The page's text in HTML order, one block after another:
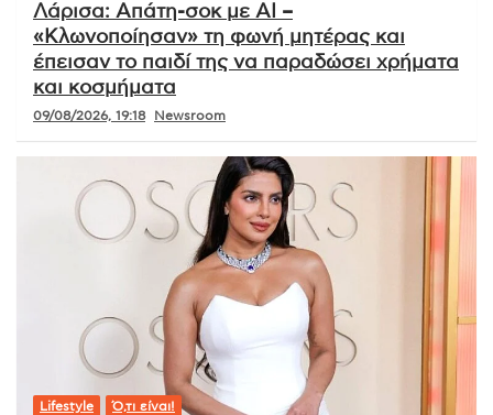
Λάρισα: Απάτη-σοκ με AI –
«Κλωνοποίησαν» τη φωνή μητέρας και
έπεισαν το παιδί της να παραδώσει χρήματα
και κοσμήματα
09/08/2026, 19:18 Newsroom
Lifestyle Ό,τι είναι!